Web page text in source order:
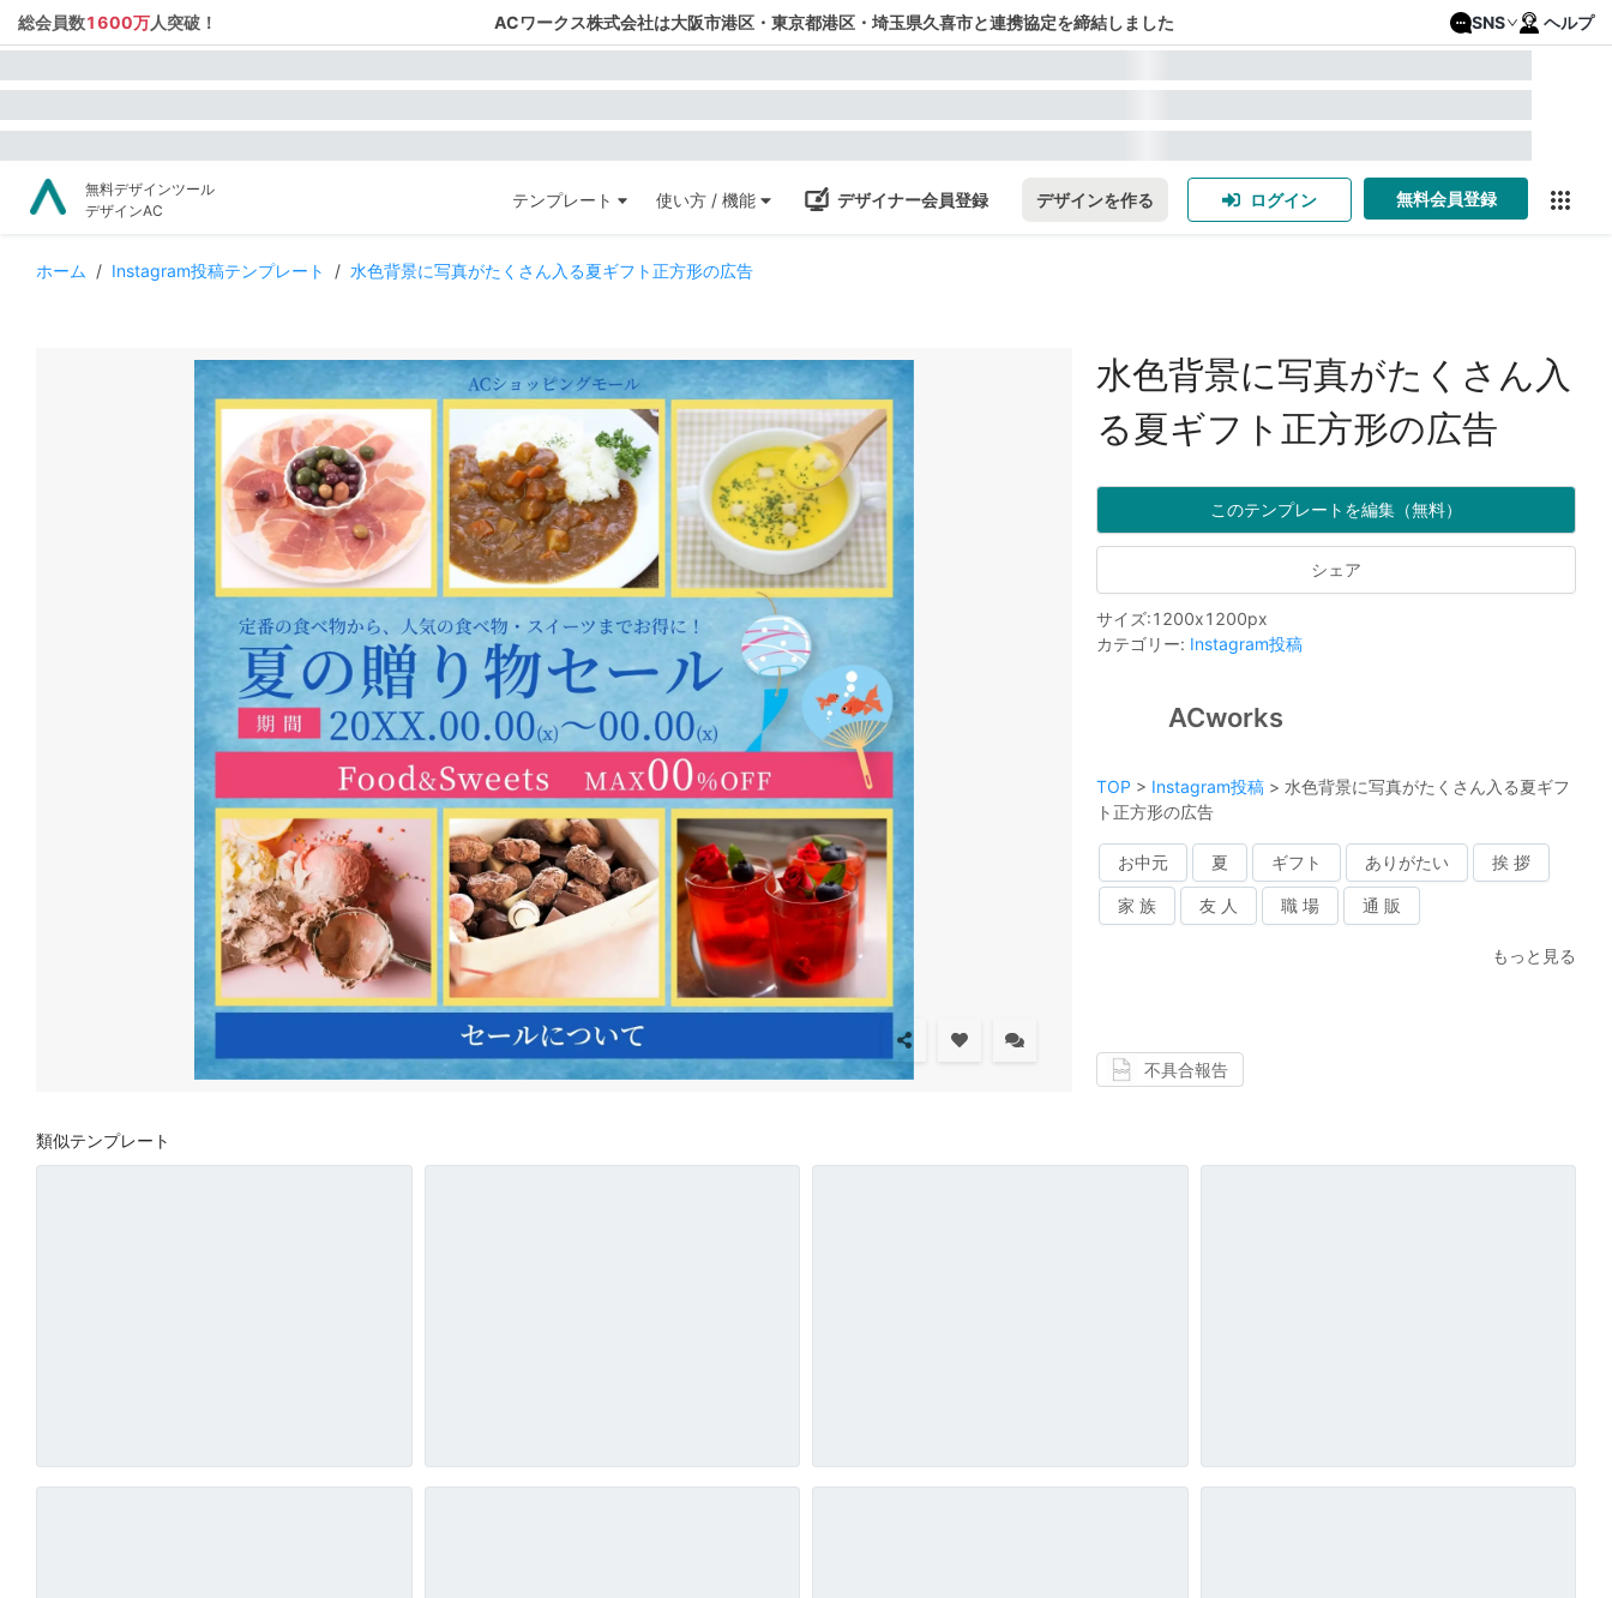
総会員数1600万人突破！ ACワークス株式会社は大阪市港区・東京都港区・埼玉県久喜市と連携協定を締結しました SNS ヘルプ
無料デザインツール
デザインAC
テンプレート 使い方 / 機能 デザイナー会員登録 デザインを作る ログイン 無料会員登録
ホーム / Instagram投稿テンプレート / 水色背景に写真がたくさん入る夏ギフト正方形の広告
水色背景に写真がたくさん入
る夏ギフト正方形の広告
このテンプレートを編集（無料）
シェア
サイズ:1200x1200px
カテゴリー: Instagram投稿
ACworks
TOP > Instagram投稿 > 水色背景に写真がたくさん入る夏ギフ
ト正方形の広告
お中元 夏 ギフト ありがたい 挨 拶
家 族 友 人 職 場 通 販
もっと見る
不具合報告
類似テンプレート